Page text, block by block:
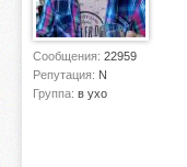
Сообщения: 22959
Репутация: N
Группа: в ухо